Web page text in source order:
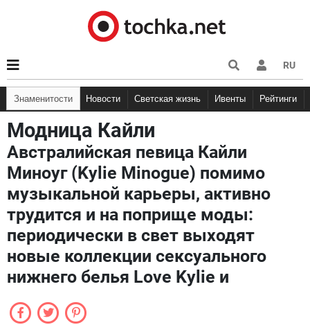
RU
Знаменитости Новости Светская жизнь Ивенты Рейтинги
Модница Кайли
Австралийская певица Кайли
Миноуг (Kylie Minogue) помимо
музыкальной карьеры, активно
трудится и на поприще моды:
периодически в свет выходят
новые коллекции сексуального
нижнего белья Love Kylie и